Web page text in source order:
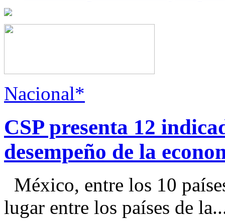
Nacional*
CSP presenta 12
desempeño de la
México, entre los 10
lugar entre los países de